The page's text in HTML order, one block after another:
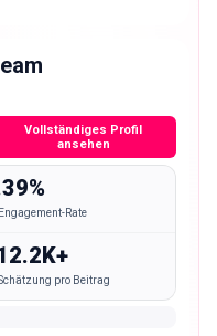
Vollständiges Profil
ansehen
Rate
pro Beitrag